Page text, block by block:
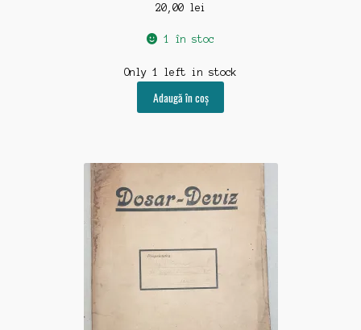
20,00 lei
1 în stoc
Only 1 left in stock
Adaugă în coș